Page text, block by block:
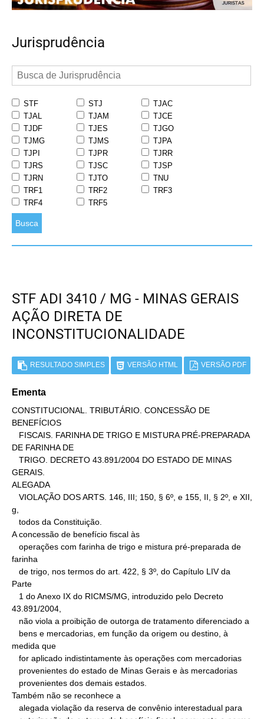
Jurisprudência
STF STJ
TJAC
TJAL
TJAM
TJCE
TJDF
TJES
TJGO
TJMG
TJMS
TJPA
TJPI
TJPR
TJRR
TJRS
TJSC
TJSP
TJRN
TJTO
TNU
TRF1
TRF2
TRF3
TRF4
TRF5
Busca
STF ADI 3410 / MG - MINAS GERAIS
AÇÃO DIRETA DE
INCONSTITUCIONALIDADE
RESULTADO SIMPLES VERSÃO HTML VERSÃO PDF
Ementa
CONSTITUCIONAL. TRIBUTÁRIO. CONCESSÃO DE
BENEFÍCIOS
DE FARINHA DE
GERAIS.
ALEGADA
g,
A concessão de benefício fiscal às
farinha
Parte
43.891/2004,
medida que
Também não se reconhece a